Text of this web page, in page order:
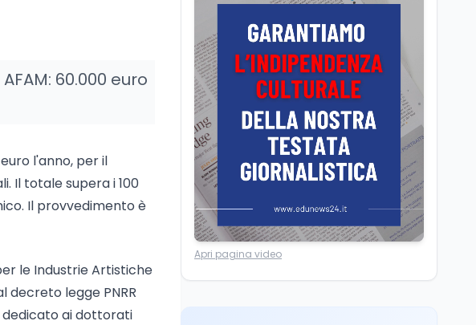
60.000 euro
l'anno, per il
Il totale supera i 100
Il provvedimento è
le Industrie Artistiche
decreto legge PNRR
dedicato ai dottorati
settembre tra legge
elettorale e Rai. La
premier Meloni attesa a
Bari il 4 settembre per
celebrare il governo più
repubblicana
Cultura7 ago
Ravenna, il settembre
dantesco nel 705°
anniversario della morte
del Sommo Poeta
Cultura7 ago
Franca Ghitti a Santa
Giulia: il quarto capitolo
dei Palcoscenici
sport e musica a San
Apri pagina video